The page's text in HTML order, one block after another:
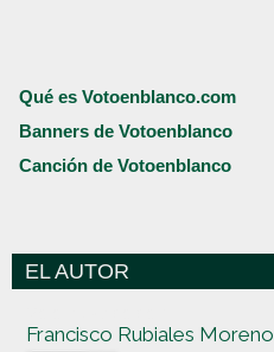
Qué es Votoenblanco.com
Banners de Votoenblanco
Canción de Votoenblanco
EL AUTOR
Francisco Rubiales Moreno